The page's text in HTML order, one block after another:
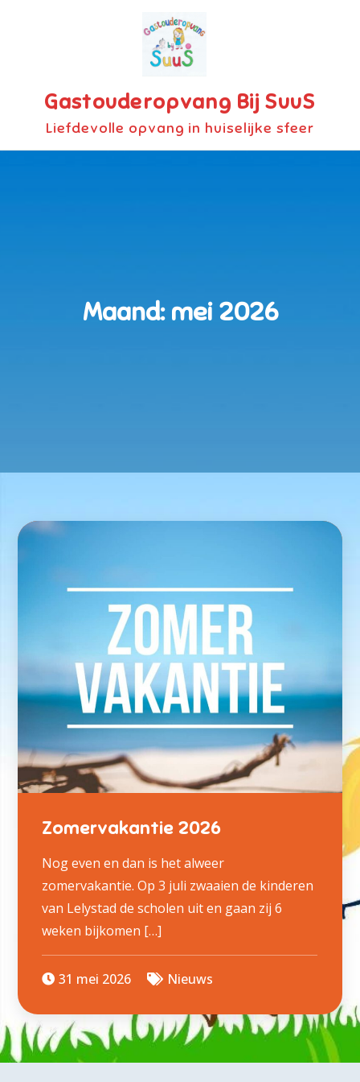
Gastouderopvang Bij SuuS
Liefdevolle opvang in huiselijke sfeer
Maand: mei 2026
Zomervakantie 2026
Nog even en dan is het alweer
zomervakantie. Op 3 juli zwaaien de kinderen
van Lelystad de scholen uit en gaan zij 6
weken bijkomen […]
31 mei 2026 Nieuws